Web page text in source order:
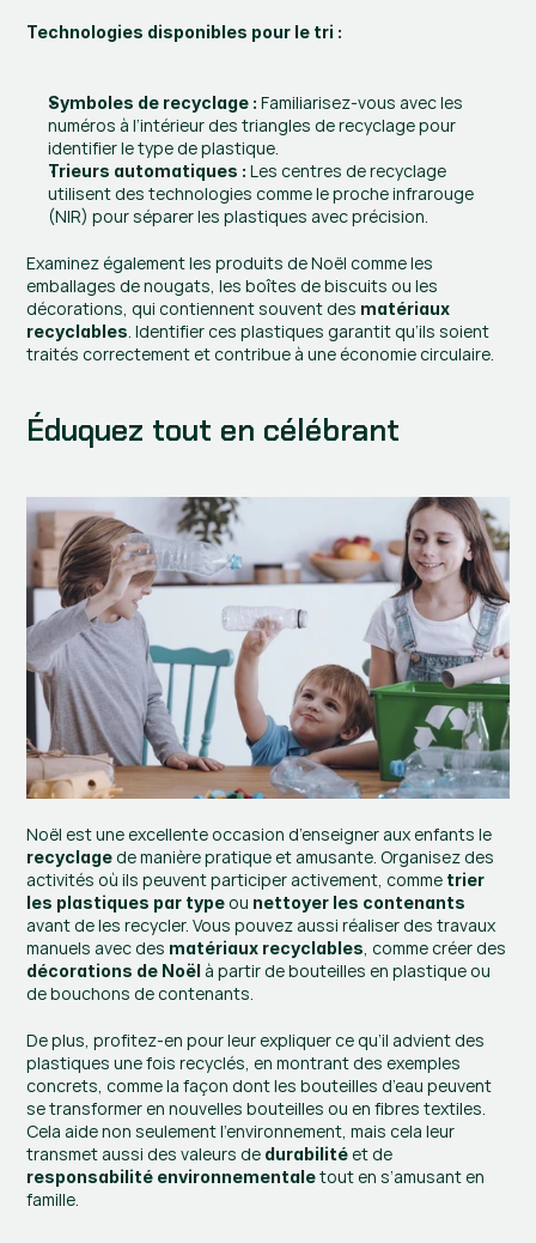
Technologies disponibles pour le tri :
Symboles de recyclage : Familiarisez-vous avec les
numéros à l’intérieur des triangles de recyclage pour
identifier le type de plastique.
Trieurs automatiques : Les centres de recyclage
utilisent des technologies comme le proche infrarouge
(NIR) pour séparer les plastiques avec précision.
Examinez également les produits de Noël comme les
emballages de nougats, les boîtes de biscuits ou les
décorations, qui contiennent souvent des matériaux
recyclables. Identifier ces plastiques garantit qu’ils soient
traités correctement et contribue à une économie circulaire.
Éduquez tout en célébrant
recyclage de manière pratique et amusante. Organisez des
activités où ils peuvent participer activement, comme trier
les plastiques par type ou nettoyer les contenants
avant de les recycler. Vous pouvez aussi réaliser des travaux
manuels avec des matériaux recyclables
décorations de Noël à partir de bouteilles en plastique ou
de bouchons de contenants.
De plus, profitez-en pour leur expliquer ce qu’il advient des
plastiques une fois recyclés, en montrant des exemples
concrets, comme la façon dont les bouteilles d’eau peuvent
se transformer en nouvelles bouteilles ou en fibres textiles.
Cela aide non seulement l’environnement, mais cela leur
transmet aussi des valeurs de durabilité
responsabilité environnementale tout en s’amusant en
famille.